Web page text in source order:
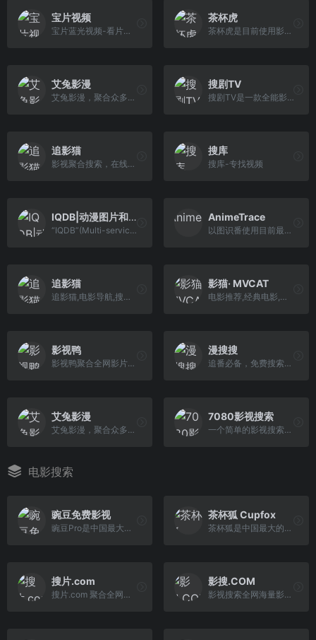
宝片视频
宝片蓝光视频-看片自由
茶杯虎
茶杯虎是目前使用影视搜索第二代引擎，通过电影名、演员、导演、电视剧、动漫等关键词进行搜索，直达电影资源站，与茶杯狐,51搜剧,电影淘淘,电影狗等 搜索不同的是增加了影视评论以及剧情详细介绍，未来会增加影视分集剧情，让电影搜索类更高效、更便捷、更精准！
艾兔影漫
艾兔影漫，聚合众多站点资源...
搜剧TV
搜剧TV是一款全能影视搜索引擎,为网友提供免费在线影视播放,给您全新的“悦享品质”在线观看体验。
追影猫
影视聚合搜索，在线随心看！追影猫最新地址发布页（zhuiyingmao.vip），汇集全球最全电影、电视剧、综艺、动漫、纪录片等影视资源站点！
搜库
搜库-专找视频
IQDB|动漫图片和壁纸搜索引擎
“IQDB”(Multi-service image search)是一个支持多平台站点的动漫、漫画、游戏壁纸搜索引擎，也可以说是以图搜图的网站，支持从文件上传或者输入图片URL地址来搜索，支持忽略颜色，支持的文件类型为jpeg、png、gif。
AnimeTrace
以图识番使用目前最先进的AI算法,致力于将通过图片找番的成本降到最低，速度提升显著。网站提供多种可能性来最大程度的找到正确的番，本功能同样可适 用于寻找人物CP。
追影猫
追影猫,电影导航,搜电影,聚合影视搜索,电影搜索,电影下载,在线观看,在线影视,蓝光电影,影视搜索,无广告影视
影猫· MVCAT
电影推荐,经典电影,好看电影,好电影,必看电影,电影网,影猫,影音猫
影视鸭
影视鸭聚合全网影片，影视鸭每天搜集互联网最新电影和电视剧，为广大用户免费提供无广告在线观看电影和电视剧服务，及时收录最新、最热、最全的电影大片,高清正版免费看。
漫搜搜
追番必备，免费搜索在线观看
艾兔影漫
艾兔影漫，聚合众多站点资源...
7080影视搜索
一个简单的影视搜索-7080影视搜索
电影搜索
豌豆免费影视
豌豆Pro是中国最大的影视资源聚合搜索引擎，实时聚合全网优质影视资源，同时支持在线、下载和字幕。电影、电视剧、动漫、综艺、记录片应有尽有。
茶杯狐 Cupfox
茶杯狐是中国最大的影视资源聚合搜索引擎，实时聚合全网优质影视资源，同时支持在线、下载和字幕。电影、电视剧、动漫、综艺应有尽有。
搜片.com
搜片.com 聚合全网影片，你想看的全都找得到！每天搜集最新电影、电视剧、在线观看网址、蓝光高清正版免费看！
影搜.COM
影视搜索全网海量影片数据